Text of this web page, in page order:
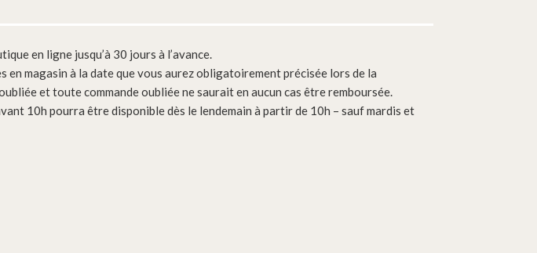
en ligne jusqu’à 30 jours à l’avance.
magasin à la date que vous aurez obligatoirement précisée lors de la
et toute commande oubliée ne saurait en aucun cas être remboursée.
10h pourra être disponible dès le lendemain à partir de 10h – sauf mardis et